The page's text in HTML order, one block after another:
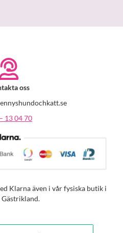
oss
13 04 70
Klarna även i vår fysiska butik i